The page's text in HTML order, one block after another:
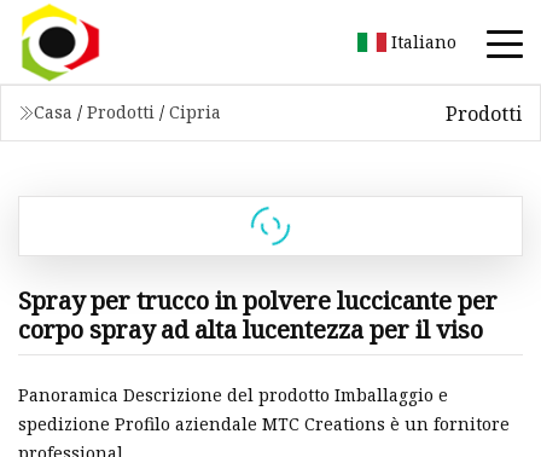
Italiano
Casa / Prodotti / Cipria Prodotti
Spray per trucco in polvere luccicante per
corpo spray ad alta lucentezza per il viso
Panoramica Descrizione del prodotto Imballaggio e
spedizione Profilo aziendale MTC Creations è un fornitore